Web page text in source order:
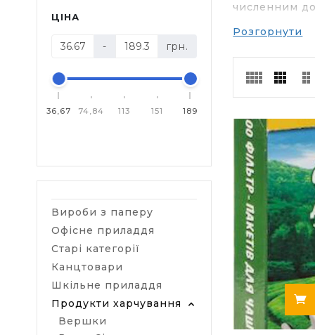
ЦІНА
- грн.
36,67 74,84 113 151 189
Вироби з паперу
Офісне приладдя
Старі категорії
Канцтовари
Шкільне приладдя
Продукти харчування
Вершки
численним
Який
Для нас
міцний.
Чашка
Mn, Cu, Mg,
розвитку
м'яз, цілюще
Пропонуємо
справжній
Розгорнути